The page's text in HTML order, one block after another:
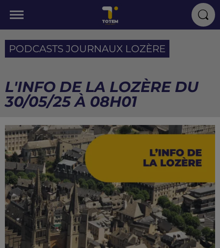
PODCASTS JOURNAUX LOZÈRE
L'INFO DE LA LOZÈRE DU
30/05/25 À 08H01